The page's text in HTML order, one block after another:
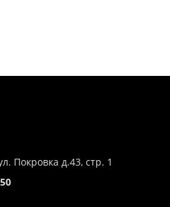
Покровка д.43, стр. 1